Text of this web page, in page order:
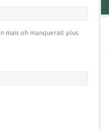
mais oh manquerait plus